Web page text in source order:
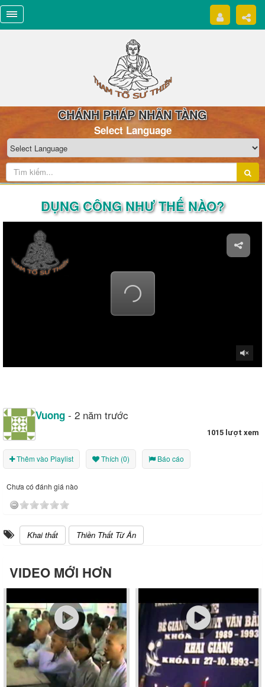
CHÁNH PHÁP NHÃN TÀNG
Select Language
DỤNG CÔNG NHƯ THẾ NÀO?
Vuong- 2 năm trước
1015 lượt xem
Thêm vào Playlist Thích (0) Báo cáo
Chưa có đánh giá nào
Khai thất Thiền Thất Từ Ân
VIDEO MỚI HƠN